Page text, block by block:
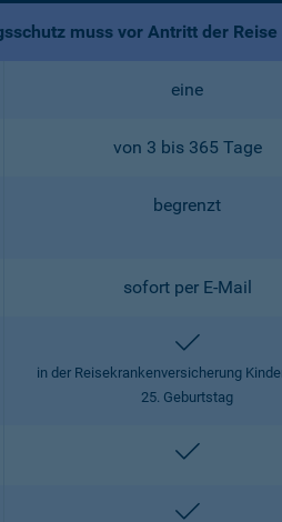
muss vor Antritt der
eine
von 3 bis 365 Tage
begrenzt
sofort per E-Mail
enthalten
in der Reisekrankenversicherung
25. Geburtstag
enthalten
enthalten